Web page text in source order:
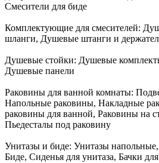
Смесители для биде
Комплектующие для смесителей:
шланги, Душевые штанги и
Душевые стойки: Душевые
Душевые панели
Раковины для ванной комнаты:
Напольные раковины, Накладные
раковины для ванной, Раковины на
Пьедесталы под раковину
Унитазы и биде: Унитазы
Биде, Сиденья для унитаза, Бачки